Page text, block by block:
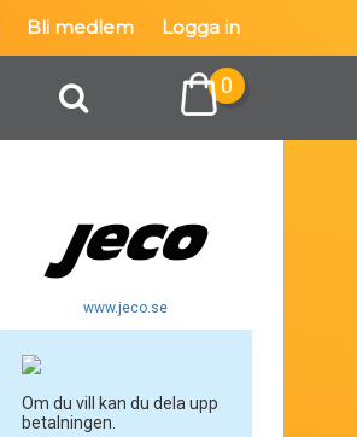
Bli medlem Logga in
0
www.jeco.se
Om du vill kan du dela upp
betalningen.